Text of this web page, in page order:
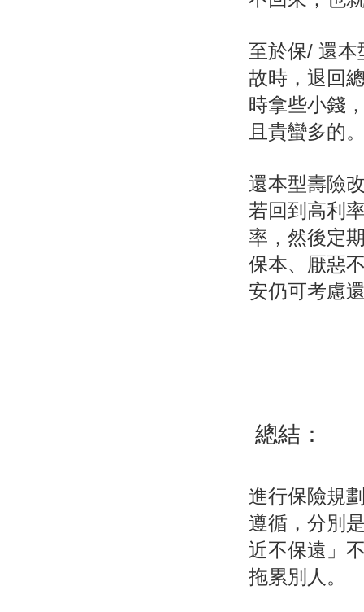
至於保/ 還
故時，退回
時拿些小錢
且貴蠻多的
還本型壽險
若回到高利
率，然後定
保本、厭惡
安仍可考慮
總結：
進行保險規
遵循，分別
近不保遠」
拖累別人。